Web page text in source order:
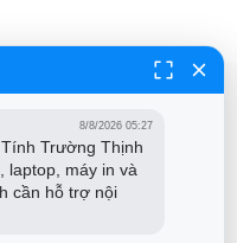
8/8/2026 05:27
Trường Thịnh
laptop, máy in và
cần hỗ trợ nội